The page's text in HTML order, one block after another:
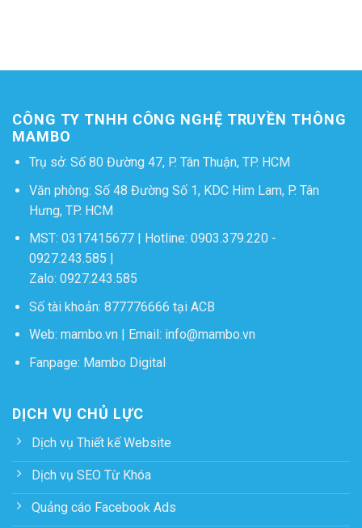
CÔNG TY TNHH CÔNG NGHỆ TRUYỀN THÔNG
MAMBO
Trụ sở: Số 80 Đường 47, P. Tân Thuận, TP. HCM
Văn phòng: Số 48 Đường Số 1, KDC Him Lam, P. Tân
Hưng, TP. HCM
MST: 0317415677 | Hotline: 0903.379.220-
0927.243.585
Zalo: 0927.243.585
Số tài khoản: 877776666 tại ACB
Web: mambo.vn| Email: info@mambo.vn
Fanpage: Mambo Digital
DỊCH VỤ CHỦ LỰC
Dịch vụ Thiết kế Website
Dịch vụ SEO Từ Khóa
Quảng cáo Facebook Ads